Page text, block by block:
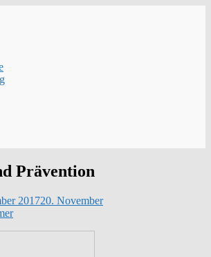
Prävention
201720. November